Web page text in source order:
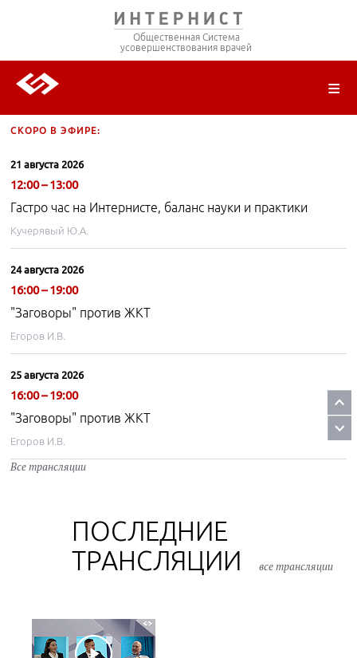
Общественная Система
усовершенствования врачей
СКОРО В ЭФИРЕ:
Зал 2. Лекция «Современные стратегии
фармакотерапии: инновационные подходы к лечению
бронхиальной астмы и профилактике нестероидных
противовоспалительных препаратов – ассоциированной
гастропатии». Уфа
21 августа 2026
12:00 – 13:00
Гастро час на Интернисте, баланс науки и практики
Кучерявый Ю.А.
24 августа 2026
16:00 – 19:00
"Заговоры" против ЖКТ
Егоров И.В.
25 августа 2026
16:00 – 19:00
"Заговоры" против ЖКТ
Егоров И.В.
"Заговоры" против ЖКТ
"Заговоры" против ЖКТ
Егоров И.В.
Все трансляции
ПОСЛЕДНИЕ
ТРАНСЛЯЦИИ
все трансляции